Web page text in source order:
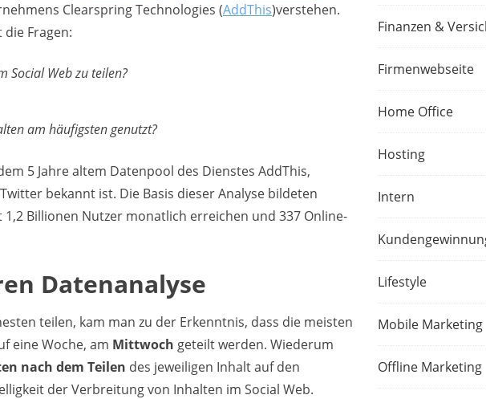
Clearspring Technologies (AddThis)verstehen.
Fragen:
Social Web zu teilen?
am häufigsten genutzt?
5 Jahre altem Datenpool des Dienstes AddThis,
bekannt ist. Die Basis dieser Analyse bildeten
Billionen Nutzer monatlich erreichen und 337 Online-
Datenanalyse
teilen, kam man zu der Erkenntnis, dass die meisten
eine Woche, am Mittwoch geteilt werden. Wiederum
nach dem Teilen des jeweiligen Inhalt auf den
der Verbreitung von Inhalten im Social Web.
Finanzen &
Firmenwebseite
Home Office
Hosting
Intern
Lifestyle
Mobile Marketing
Offline Marketing